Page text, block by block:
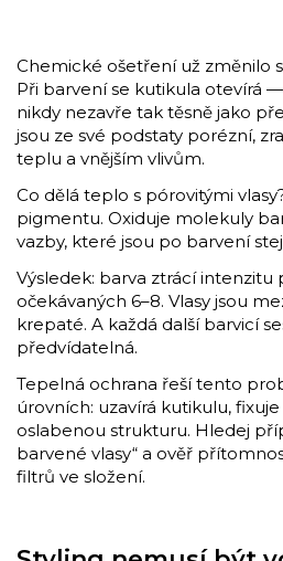
Chemické ošetření už změnilo
Při barvení se kutikula otevírá
nikdy nezavře tak těsně jako
jsou ze své podstaty porézní,
teplu a vnějším vlivům.
Co dělá teplo s pórovitými
pigmentu. Oxiduje molekuly
vazby, které jsou po barvení
Výsledek: barva ztrácí intenzitu
očekávaných 6–8. Vlasy jsou
krepaté. A každá další barvicí
předvídatelná.
Tepelná ochrana řeší tento
úrovních: uzavírá kutikulu,
oslabenou strukturu. Hledej
barvené vlasy“ a ověř
filtrů ve složení.